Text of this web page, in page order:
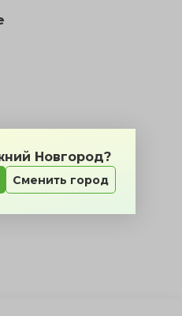
Новгород?
Сменить город